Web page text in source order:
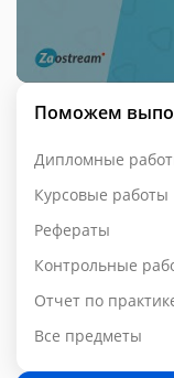
Поможем
Дипломные
Курсовые работы
Рефераты
Контрольные
Отчет по
Все предметы